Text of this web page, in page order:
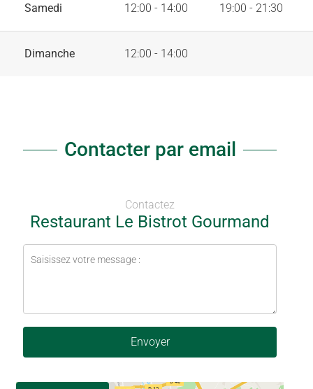
Samedi 12:00 - 14:00 19:00 - 21:30
Dimanche 12:00 - 14:00
Contacter par email
Contactez
Restaurant Le Bistrot Gourmand
Envoyer